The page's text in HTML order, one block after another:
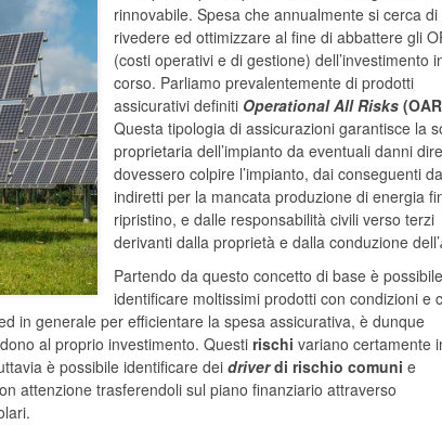
rinnovabile. Spesa che annualmente si cerca di
rivedere ed ottimizzare al fine di abbattere gli
(costi operativi e di gestione) dell’investimento
corso. Parliamo prevalentemente di prodotti
assicurativi definiti Operational All Risks
Questa tipologia di assicurazioni garantisce la
proprietaria dell’impianto da eventuali danni
dovessero colpire l’impianto, dai conseguenti
indiretti per la mancata produzione di energia
ripristino, e dalle responsabilità civili verso terzi
derivanti dalla proprietà e dalla conduzione dell’
Partendo da questo concetto di base è
identificare moltissimi prodotti con condizioni e
in generale per efficientare la spesa assicurativa, è dunque
al proprio investimento. Questi rischi variano certamente
è possibile identificare deidriverdi rischio comuni e
attenzione trasferendoli sul piano finanziario attraverso